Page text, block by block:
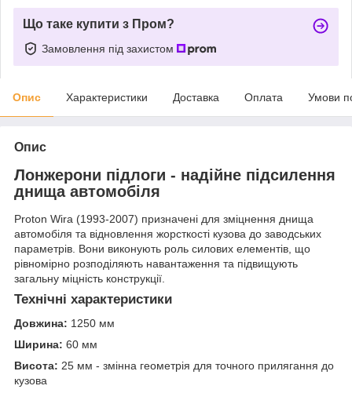
Що таке купити з Пром?
Замовлення під захистом
Опис Характеристики Доставка Оплата Умови
Опис
Лонжерони підлоги - надійне підсилення
днища автомобіля
Proton Wira (1993-2007) призначені для зміцнення днища
автомобіля та відновлення жорсткості кузова до заводських
параметрів. Вони виконують роль силових елементів, що
рівномірно розподіляють навантаження та підвищують
загальну міцність конструкції.
Технічні характеристики
Довжина: 1250 мм
Ширина: 60 мм
Висота: 25 мм - змінна геометрія для точного прилягання до
кузова